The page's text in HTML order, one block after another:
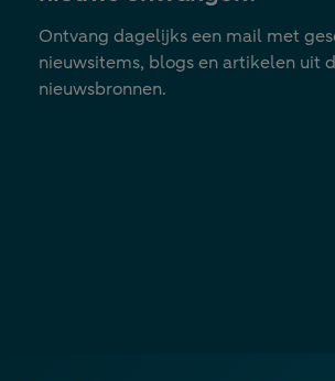
Ontvang dagelijks een mail met
nieuwsitems, blogs en artikelen uit
nieuwsbronnen.